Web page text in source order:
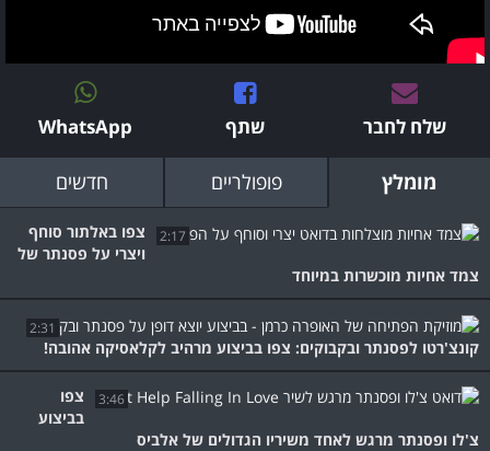
שלח לחבר שתף WhatsApp
מומלץ פופולריים חדשים
2:17
צפו באלתור סוחף
ויצרי על פסנתר של
צמד אחיות מוכשרות במיוחד
2:31
קונצ'רטו לפסנתר ובקבוקים: צפו בביצוע מרהיב לקלאסיקה אהובה!
3:46
צפו
בביצוע
צ'לו ופסנתר מרגש לאחד משיריו הגדולים של אלביס